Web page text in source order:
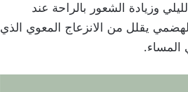
وزيادة الشعور بالراحة عند
يقلل من الانزعاج المعوي الذي
المساء.